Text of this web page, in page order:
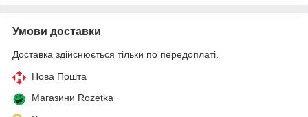
Умови доставки
Доставка здійснюється тільки по передоплаті.
Нова Пошта
Магазини Rozetka